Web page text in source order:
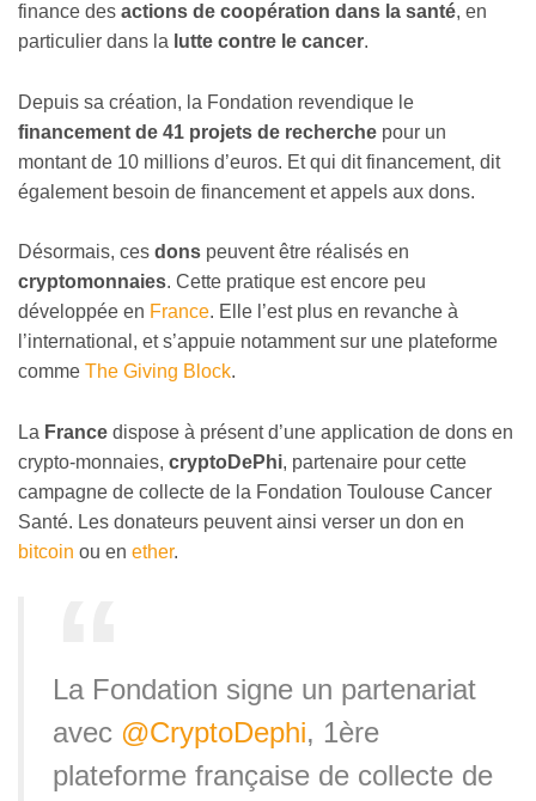
finance des actions de coopération dans la santé, en
particulier dans la lutte contre le cancer.
Depuis sa création, la Fondation revendique le
financement de 41 projets de recherche pour un
montant de 10 millions d’euros. Et qui dit financement, dit
également besoin de financement et appels aux dons.
Désormais, ces dons peuvent être réalisés en
cryptomonnaies. Cette pratique est encore peu
développée en France. Elle l’est plus en revanche à
l’international, et s’appuie notamment sur une plateforme
comme The Giving Block.
La France dispose à présent d’une application de dons en
crypto-monnaies, cryptoDePhi, partenaire pour cette
campagne de collecte de la Fondation Toulouse Cancer
Santé. Les donateurs peuvent ainsi verser un don en
bitcoin ou en ether.
La Fondation signe un partenariat
avec @CryptoDephi, 1ère
plateforme française de collecte de